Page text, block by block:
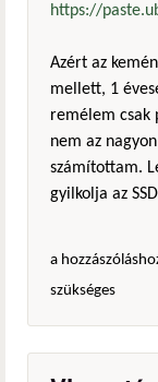
https://
Azért az
mellett, 1
remélem csak
nem az
számítottam.
gyilkolja az
a
szükséges